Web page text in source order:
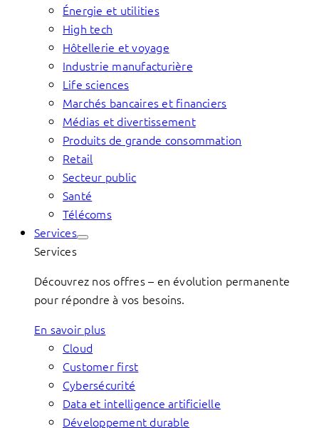
Énergie et utilities
High tech
Hôtellerie et voyage
Industrie manufacturière
Life sciences
Marchés bancaires et financiers
Médias et divertissement
Produits de grande consommation
Retail
Secteur public
Santé
Télécoms
Services
Services
Découvrez nos offres – en évolution permanente
pour répondre à vos besoins.
En savoir plus
Cloud
Customer first
Cybersécurité
Data et intelligence artificielle
Développement durable